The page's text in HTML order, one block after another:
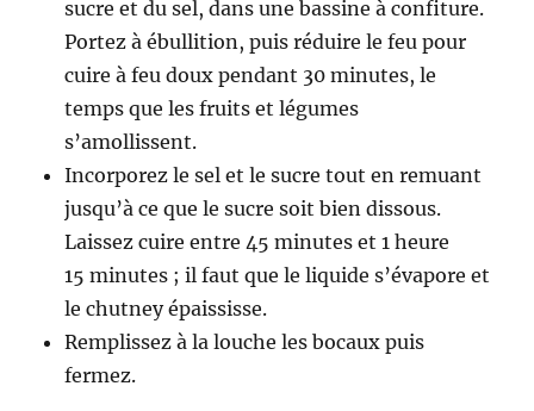
sucre et du sel, dans une bassine à confiture.
Portez à ébullition, puis réduire le feu pour
cuire à feu doux pendant 30 minutes, le
temps que les fruits et légumes
s’amollissent.
Incorporez le sel et le sucre tout en remuant
jusqu’à ce que le sucre soit bien dissous.
Laissez cuire entre 45 minutes et 1 heure
15 minutes ; il faut que le liquide s’évapore et
le chutney épaississe.
Remplissez à la louche les bocaux puis
fermez.